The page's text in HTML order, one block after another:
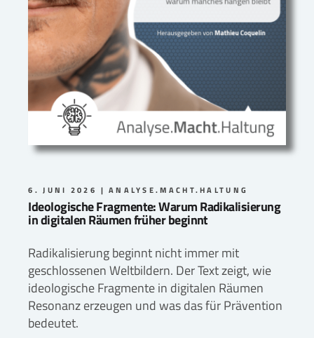
6. JUNI 2026 ANALYSE.MACHT.HALTUNG
Ideologische Fragmente: Warum Radikalisierung
in digitalen Räumen früher beginnt
Radikalisierung beginnt nicht immer mit
geschlossenen Weltbildern. Der Text zeigt, wie
ideologische Fragmente in digitalen Räumen
Resonanz erzeugen und was das für Prävention
bedeutet.